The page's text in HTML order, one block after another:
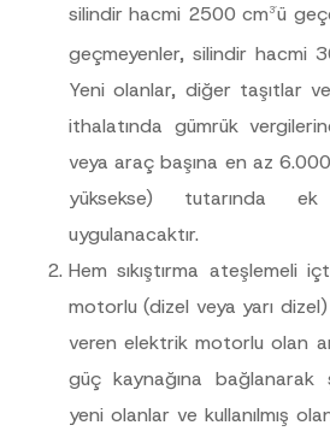
silindir hacmi 2500 cm3’ü
geçmeyenler, silindir hacmi
Yeni olanlar, diğer taşıtlar ve
ithalatında gümrük
veya araç başına en az
yüksekse) tutarında
uygulanacaktır.
Hem sıkıştırma ateşlemeli
motorlu (dizel veya yarı
veren elektrik motorlu olan
güç kaynağına
yeni olanlar ve kullanılmış
Konu *